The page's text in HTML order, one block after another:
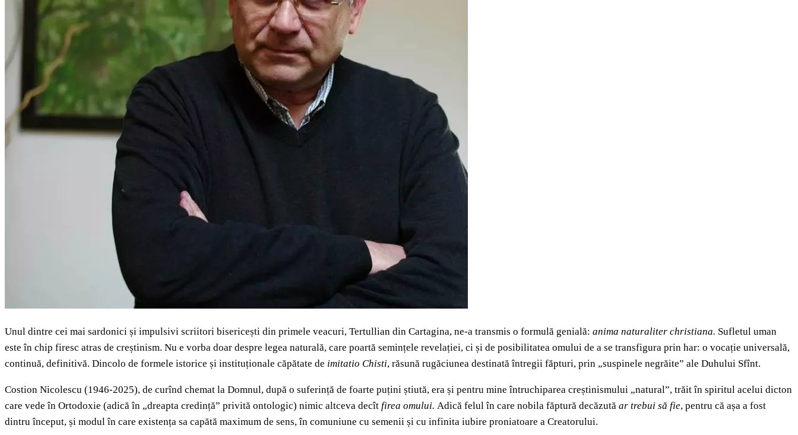
Unul dintre cei mai sardonici și impulsivi scriitori bisericești din primele veacuri, Tertullian din Cartagina, ne-a transmis o formulă genială: anima naturaliter christiana. Sufletul uman
este în chip firesc atras de creștinism. Nu e vorba doar despre legea naturală, care poartă semințele revelației, ci și de posibilitatea omului de a se transfigura prin har: o vocație universală,
continuă, definitivă. Dincolo de formele istorice și instituționale căpătate de imitatio Chisti, răsună rugăciunea destinată întregii făpturi, prin „suspinele negrăite” ale Duhului Sfînt.
Costion Nicolescu (1946-2025), de curînd chemat la Domnul, după o suferință de foarte puțini știută, era și pentru mine întruchiparea creștinismului „natural”, trăit în spiritul acelui dicton
care vede în Ortodoxie (adică în „dreapta credință” privită ontologic) nimic altceva decît firea omului. Adică felul în care nobila făptură decăzută ar trebui să fie, pentru că așa a fost
dintru început, și modul în care existența sa capătă maximum de sens, în comuniune cu semenii și cu infinita iubire proniatoare a Creatorului.